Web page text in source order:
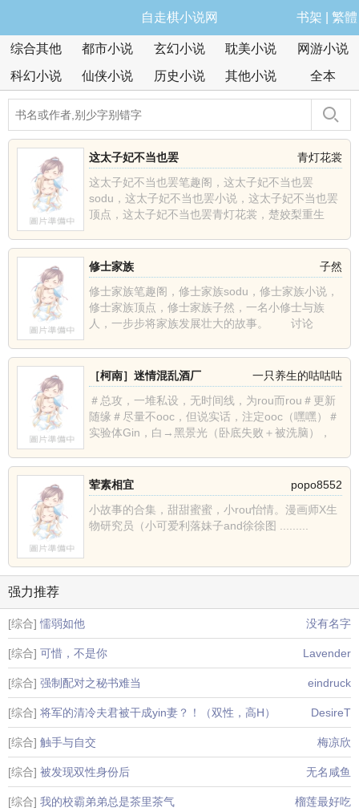
自走棋小说网 书架 繁體
综合其他 都市小说 玄幻小说 耽美小说
网游小说
科幻小说
仙侠小说 历史小说 其他小说 全本
青灯花裳
这太子妃不当也罢
这太子妃不当也罢笔趣阁，这太子妃不当也罢
sodu，这太子妃不当也罢小说，这太子妃不当也罢
顶点，这太子妃不当也罢青灯花裳，楚姣梨重生
子然
修士家族
修士家族笔趣阁，修士家族sodu，修士家族小说，
修士家族顶点，修士家族子然，一名小修士与族
人，一步步将家族发展壮大的故事。 讨论
一只养生的咕咕咕
［柯南］迷情混乱酒厂
＃总攻，一堆私设，无时间线，为rou而rou＃更新
随缘＃尽量不ooc，但说实话，注定ooc（嘿嘿）＃
实验体Gin，白→黑景光（卧底失败＋被洗脑），
popo8552
荤素相宜
小故事的合集，甜甜蜜蜜，小rou怡情。漫画师X生
物研究员（小可爱利落妹子and徐徐图 .........
强力推荐
[综合] 懦弱如他 没有名字
[综合] 可惜，不是你 Lavender
[综合] 强制配对之秘书难当 eindruck
[综合] 将军的清冷夫君被干成yin妻？！（双性，高H） DesireT
[综合] 触手与自交 梅凉欣
[综合] 被发现双性身份后 无名咸鱼
[综合] 我的校霸弟弟总是茶里茶气 榴莲最好吃